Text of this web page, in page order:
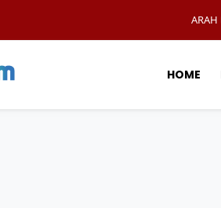
ARAH
HOME